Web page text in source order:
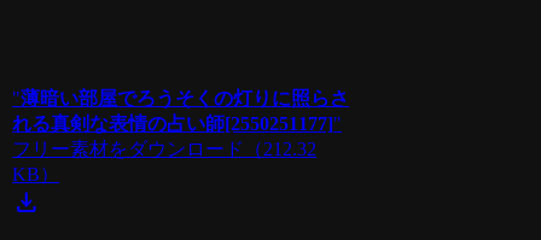
"薄暗い部屋でろうそくの灯りに照らさ
れる真剣な表情の占い師[2550251177]"
フリー素材をダウンロード
（212.32
KB）
download